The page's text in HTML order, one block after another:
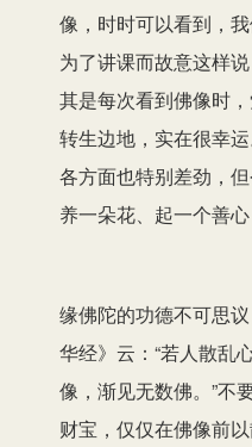
像，时时可以看到，
为了讲课而故意这样
其是每次看到佛像时
转生边地，实在很幸
各方面也特别差劲，
养一朵花、起一个善
缘佛陀的功德不可思
华经》云：“若人散乱
像，渐见无数佛。”不
财宝，仅仅在佛像前